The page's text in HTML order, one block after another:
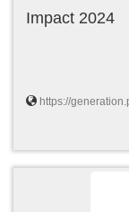
Impact 2024
https://